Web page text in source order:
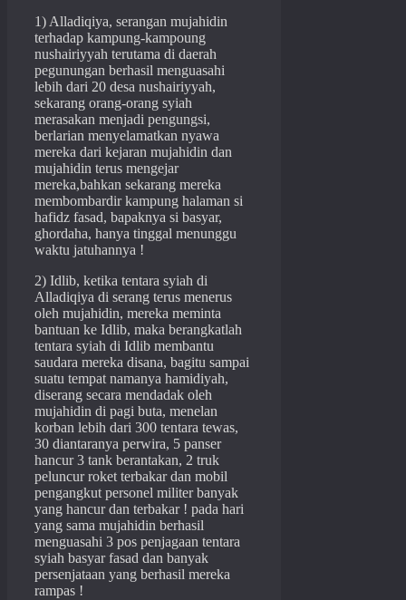
1) Alladiqiya, serangan mujahidin
terhadap kampung-kampoung
nushairiyyah terutama di daerah
pegunungan berhasil menguasahi
lebih dari 20 desa nushairiyyah,
sekarang orang-orang syiah
merasakan menjadi pengungsi,
berlarian menyelamatkan nyawa
mereka dari kejaran mujahidin dan
mujahidin terus mengejar
mereka,bahkan sekarang mereka
membombardir kampung halaman si
hafidz fasad, bapaknya si basyar,
ghordaha, hanya tinggal menunggu
waktu jatuhannya !
2) Idlib, ketika tentara syiah di
Alladiqiya di serang terus menerus
oleh mujahidin, mereka meminta
bantuan ke Idlib, maka berangkatlah
tentara syiah di Idlib membantu
saudara mereka disana, bagitu sampai
suatu tempat namanya hamidiyah,
diserang secara mendadak oleh
mujahidin di pagi buta, menelan
korban lebih dari 300 tentara tewas,
30 diantaranya perwira, 5 panser
hancur 3 tank berantakan, 2 truk
peluncur roket terbakar dan mobil
pengangkut personel militer banyak
yang hancur dan terbakar ! pada hari
yang sama mujahidin berhasil
menguasahi 3 pos penjagaan tentara
syiah basyar fasad dan banyak
persenjataan yang berhasil mereka
rampas !